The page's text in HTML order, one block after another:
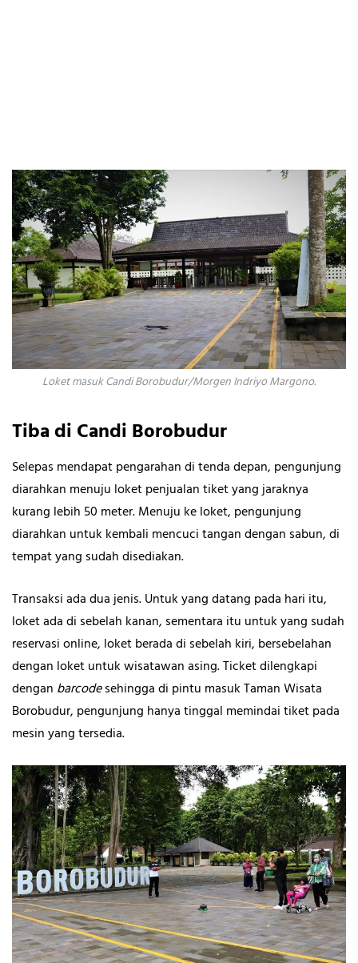
Loket masuk Candi Borobudur/Morgen Indriyo Margono.
Tiba di Candi Borobudur
Selepas mendapat pengarahan di tenda depan, pengunjung
diarahkan menuju loket penjualan tiket yang jaraknya
kurang lebih 50 meter. Menuju ke loket, pengunjung
diarahkan untuk kembali mencuci tangan dengan sabun, di
tempat yang sudah disediakan.
Transaksi ada dua jenis. Untuk yang datang pada hari itu,
loket ada di sebelah kanan, sementara itu untuk yang sudah
reservasi online, loket berada di sebelah kiri, bersebelahan
dengan loket untuk wisatawan asing. Ticket dilengkapi
dengan barcodesehingga di pintu masuk Taman Wisata
Borobudur, pengunjung hanya tinggal memindai tiket pada
mesin yang tersedia.